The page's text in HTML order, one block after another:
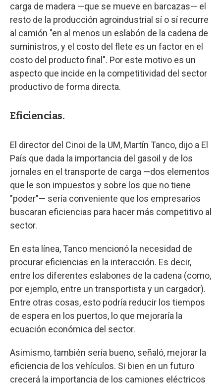
carga de madera —que se mueve en barcazas— el
resto de la producción agroindustrial sí o sí recurre
al camión "en al menos un eslabón de la cadena de
suministros, y el costo del flete es un factor en el
costo del producto final". Por este motivo es un
aspecto que incide en la competitividad del sector
productivo de forma directa.
Eficiencias.
El director del Cinoi de la UM, Martín Tanco, dijo a El
País que dada la importancia del gasoil y de los
jornales en el transporte de carga —dos elementos
que le son impuestos y sobre los que no tiene
"poder"— sería conveniente que los empresarios
buscaran eficiencias para hacer más competitivo al
sector.
En esta línea, Tanco mencionó la necesidad de
procurar eficiencias en la interacción. Es decir,
entre los diferentes eslabones de la cadena (como,
por ejemplo, entre un transportista y un cargador).
Entre otras cosas, esto podría reducir los tiempos
de espera en los puertos, lo que mejoraría la
ecuación económica del sector.
Asimismo, también sería bueno, señaló, mejorar la
eficiencia de los vehículos. Si bien en un futuro
crecerá la importancia de los camiones eléctricos